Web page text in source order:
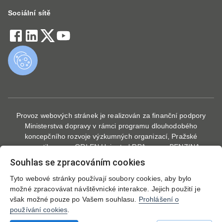
Souhlas se zpracováním cookies
Tyto webové stránky používají soubory cookies, aby bylo
možné zpracovávat návštěvnické interakce. Jejich použití je
však možné pouze po Vašem souhlasu.
Prohlášení o
používání cookies
Sociální sítě
Provoz webových stránek je realizován za finanční podpory
Ministerstva dopravy v rámci programu dlouhodobého
koncepčního rozvoje výzkumných organizací, Pražské
energetiky, a. s., ORLEN Unipetrol RPA s.r.o. - BENZINA,
odštěpný závod a E.ON Drive Infrastructure CZ s.r.o. Webové
stránky vznikly při řešení projektu "Rozvoj veřejné dobíjecí
infrastruktury v kontextu zajištění dopravní obsluhy a zohlednění
dopravně inženýrských parametrů", který byl financován se
státní podporou Technologické agentury ČR a Ministerstva
dopravy ČR v rámci Programu DOPRAVA 2020+.